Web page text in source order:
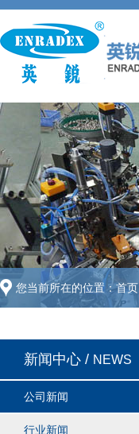
您当前所在的位置：首页
新闻中心 / NEWS
公司新闻
行业新闻